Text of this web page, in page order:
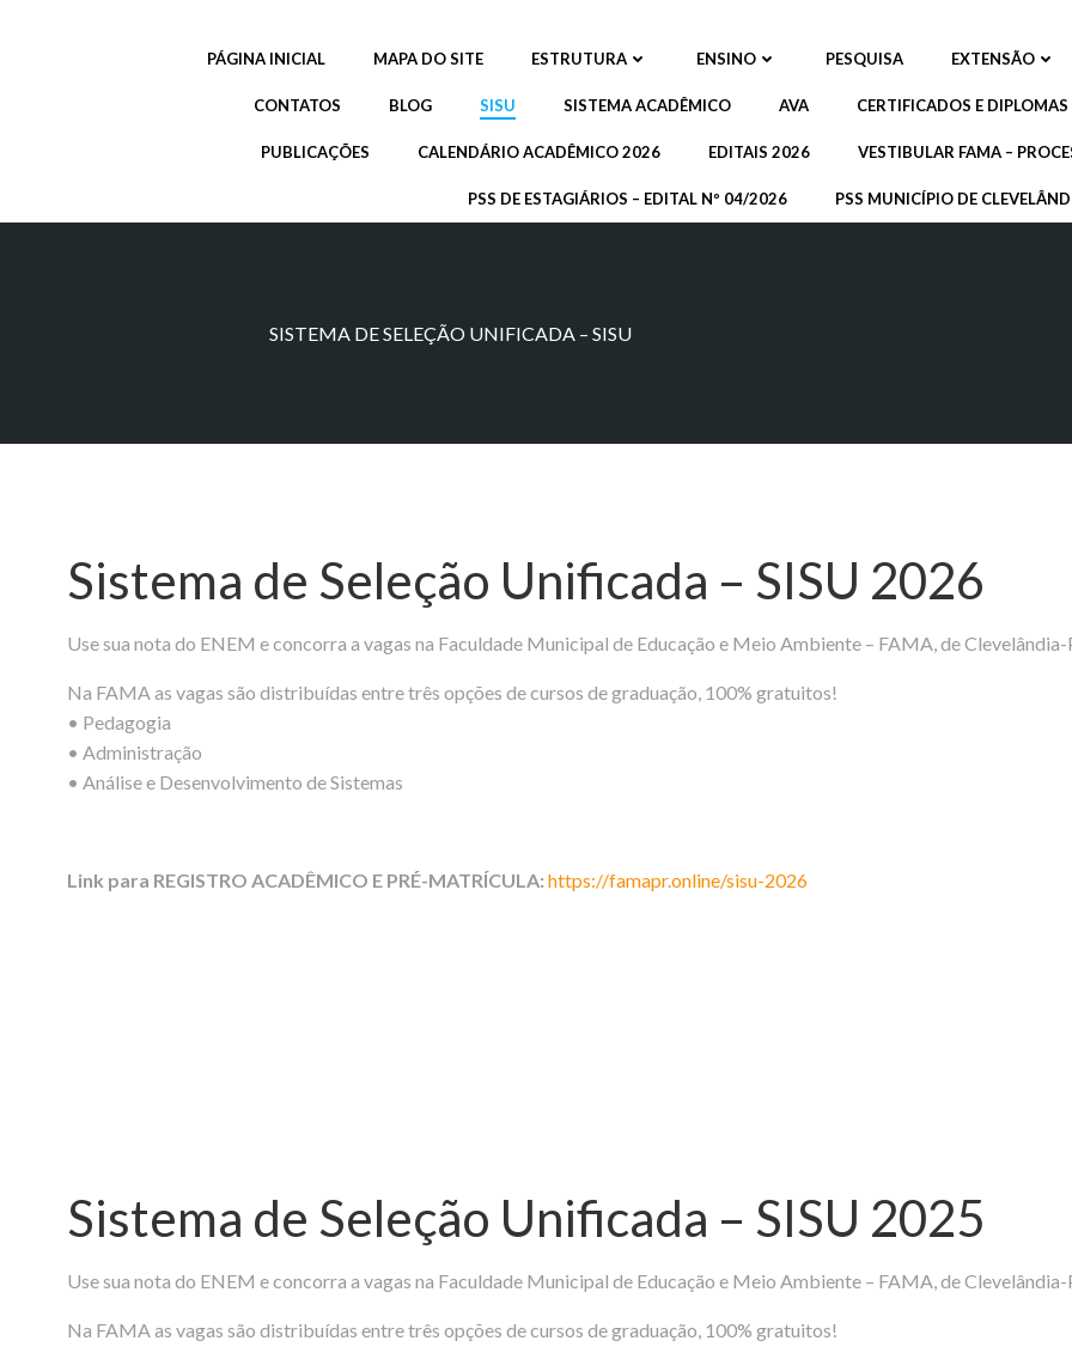
PÁGINA INICIAL MAPA DO SITE ESTRUTURA ENSINO PESQUISA EXTENSÃO
CONTATOS BLOG SISU SISTEMA ACADÊMICO AVA CERTIFICADOS E DIPLOMAS
PUBLICAÇÕES CALENDÁRIO ACADÊMICO 2026 EDITAIS 2026 VESTIBULAR FAMA –
PSS DE ESTAGIÁRIOS – EDITAL Nº 04/2026 PSS MUNICÍPIO DE
SISTEMA DE SELEÇÃO UNIFICADA – SISU
Sistema de Seleção Unificada – SISU 2026
Use sua nota do ENEM e concorra a vagas na Faculdade Municipal de Educação e Meio Ambiente – FAMA, de Clevelândia-
Na FAMA as vagas são distribuídas entre três opções de cursos de graduação, 100% gratuitos!
• Pedagogia
• Administração
• Análise e Desenvolvimento de Sistemas
Link para REGISTRO ACADÊMICO E PRÉ-MATRÍCULA: https://famapr.online/sisu-2026
Sistema de Seleção Unificada – SISU 2025
Use sua nota do ENEM e concorra a vagas na Faculdade Municipal de Educação e Meio Ambiente – FAMA, de Clevelândia-
Na FAMA as vagas são distribuídas entre três opções de cursos de graduação, 100% gratuitos!